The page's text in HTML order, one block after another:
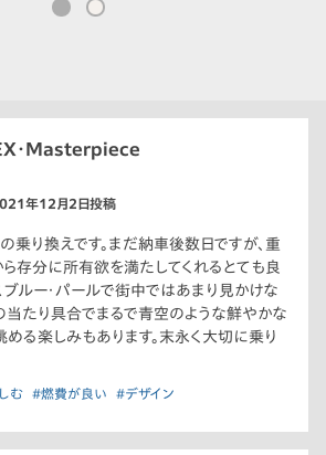
・Masterpiece
年12月2日投稿
乗り換えです。まだ納車後数日ですが、重
存分に所有欲を満たしてくれるとても良
ブルー・パールで街中ではあまり見かけな
当たり具合でまるで青空のような鮮やかな
める楽しみもあります。末永く大切に乗り
む #燃費が良い #デザイン